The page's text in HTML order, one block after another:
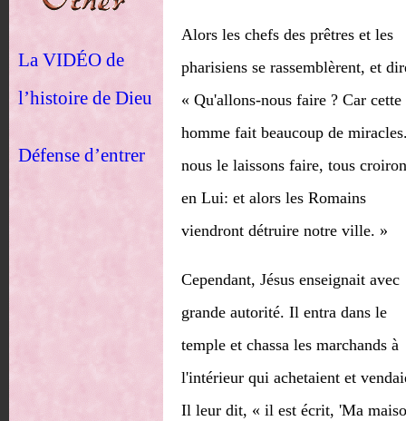
La VIDÉO de
l’histoire de Dieu
Défense d’entrer
Alors les chefs des prêtres et les
pharisiens se rassemblèrent, et
« Qu'allons-nous faire ? Car cette
homme fait beaucoup de
nous le laissons faire, tous
en Lui: et alors les Romains
viendront détruire notre ville. »
Cependant, Jésus enseignait avec
grande autorité. Il entra dans le
temple et chassa les marchands à
l'intérieur qui achetaient et
Il leur dit, « il est écrit, 'Ma